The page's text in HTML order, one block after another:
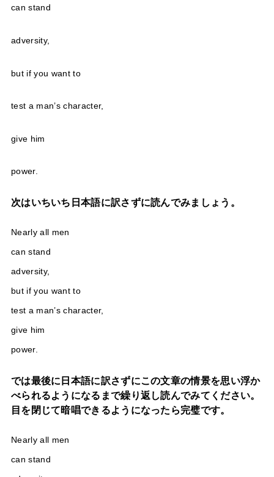
can stand
adversity,
but if you want to
test a man’s character,
give him
power.
次はいちいち日本語に訳さずに読んでみましょう。
Nearly all men
can stand
adversity,
but if you want to
test a man’s character,
give him
power.
では最後に日本語に訳さずにこの文章の情景を思い浮か
べられるようになるまで繰り返し読んでみてください。
目を閉じて暗唱できるようになったら完璧です。
Nearly all men
can stand